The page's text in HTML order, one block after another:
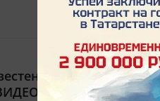
өзек укып